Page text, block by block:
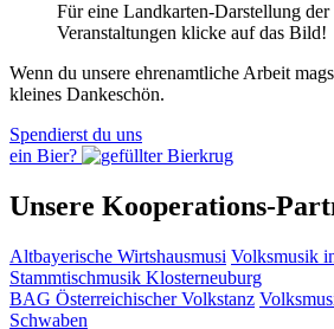
Für eine Landkarten-Darstellung der
Veranstaltungen klicke auf das Bild!
Wenn du unsere ehrenamtliche Arbeit
kleines Dankeschön.
Spendierst du uns
ein Bier?
Unsere Kooperations-
Altbayerische Wirtshausmusi Volksmusik
Stammtischmusik Klosterneuburg
BAG Österreichischer Volkstanz
Schwaben